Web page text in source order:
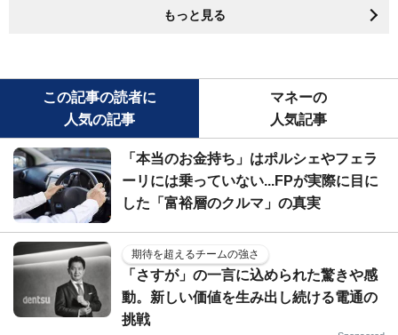
もっと見る
この記事の読者に
人気の記事
マネーの
人気記事
「本当のお金持ち」はポルシェやフェラ
ーリには乗っていない...FPが実際に目に
した「富裕層のクルマ」の真実
期待を超えるチームの強さ
「さすが」の一言に込められた驚きや感
動。新しい価値を生み出し続ける電通の
挑戦